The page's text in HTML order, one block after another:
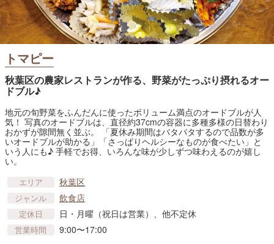
トマピー
秋葉区の農家レストランが作る、野菜がたっぷり摂れるオー
ドブル♪
地元の旬野菜をふんだんに使ったボリューム満点のオードブルが人
気！ 写真のオードブルは、直径約37cmの容器に多種多様の日替わり
おかずが隙間無く並ぶ。 「夏休み期間はバタバタするので品数が多
いオードブルが助かる」「さっぱりヘルシーなものが食べたい」と
いう人にも♪ 手軽でお得、いろんな味が少しずつ味わえるのが嬉し
い。
エリア 秋葉区
ジャンル 飲食店
定休日 日・月曜（祝日は営業）、他不定休
営業時間 9:00〜17:00